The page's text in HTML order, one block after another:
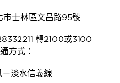
市士林區文昌路95號
轉2100或3100
方式：
淡水信義線